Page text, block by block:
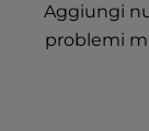
Aggiungi
problemi